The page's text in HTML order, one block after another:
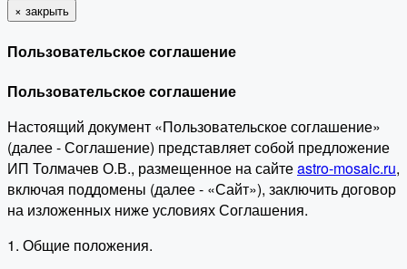
× закрыть
Пользовательское соглашение
Пользовательское соглашение
Настоящий документ «Пользовательское соглашение»
(далее - Соглашение) представляет собой предложение
ИП Толмачев О.В., размещенное на сайтеastro-mosaic.ru,
включая поддомены (далее - «Сайт»), заключить договор
на изложенных ниже условиях Соглашения.
1. Общие положения.